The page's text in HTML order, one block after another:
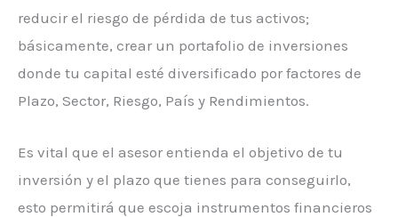
reducir el riesgo de pérdida de tus activos;
básicamente, crear un portafolio de inversiones
donde tu capital esté diversificado por factores de
Plazo, Sector, Riesgo, País y Rendimientos.
Es vital que el asesor entienda el objetivo de tu
inversión y el plazo que tienes para conseguirlo,
esto permitirá que escoja instrumentos financieros